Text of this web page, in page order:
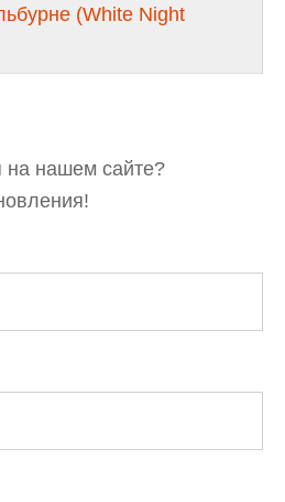
(White Night
на нашем сайте?